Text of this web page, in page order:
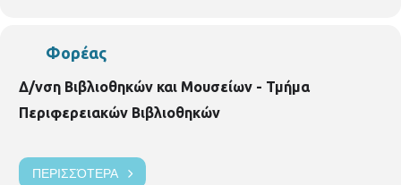
Φορέας
Δ/νση Βιβλιοθηκών και Μουσείων - Τμήμα
Περιφερειακών Βιβλιοθηκών
ΠΕΡΙΣΣΌΤΕΡΑ